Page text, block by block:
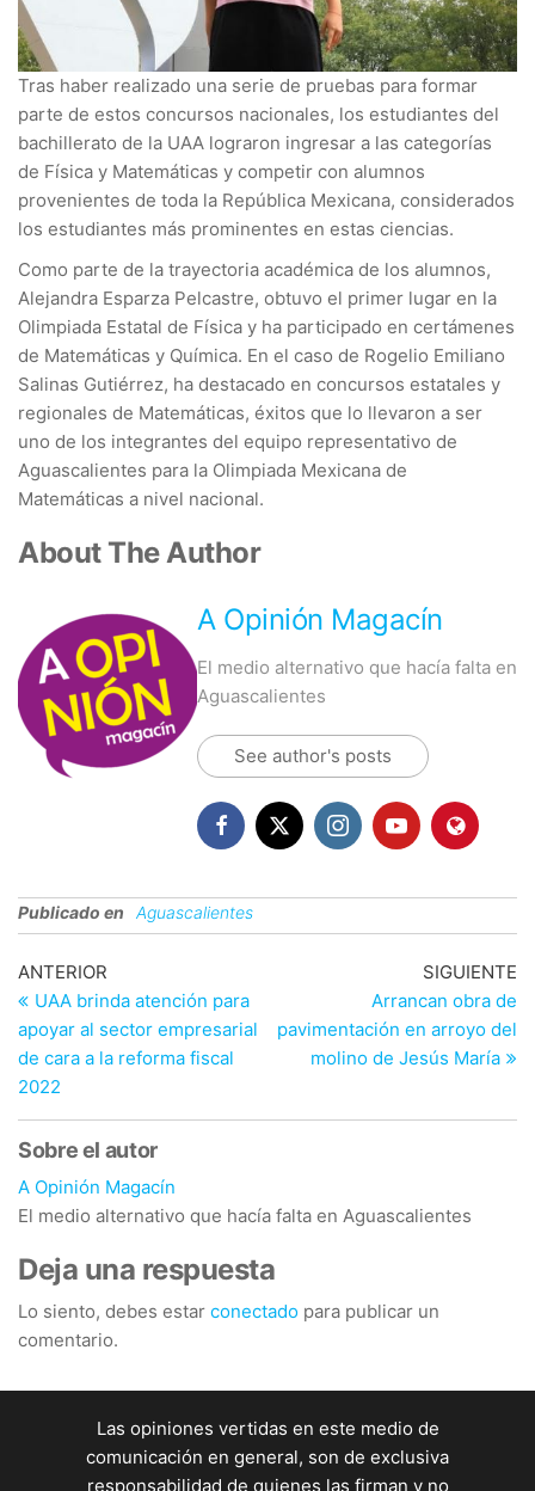
Tras haber realizado una serie de pruebas para formar
parte de estos concursos nacionales, los estudiantes del
bachillerato de la UAA lograron ingresar a las categorías
de Física y Matemáticas y competir con alumnos
provenientes de toda la República Mexicana, considerados
los estudiantes más prominentes en estas ciencias.
Como parte de la trayectoria académica de los alumnos,
Alejandra Esparza Pelcastre, obtuvo el primer lugar en la
Olimpiada Estatal de Física y ha participado en certámenes
de Matemáticas y Química. En el caso de Rogelio Emiliano
Salinas Gutiérrez, ha destacado en concursos estatales y
regionales de Matemáticas, éxitos que lo llevaron a ser
uno de los integrantes del equipo representativo de
Aguascalientes para la Olimpiada Mexicana de
Matemáticas a nivel nacional.
About The Author
A Opinión Magacín
El medio alternativo que hacía falta en
Aguascalientes
See author's posts
Publicado en Aguascalientes
Navegación
de
entradas
Entrada
anterior
ANTERIOR
UAA brinda atención para
apoyar al sector empresarial
de cara a la reforma fiscal
2022
SIGUIENTE
Arrancan obra de
pavimentación en arroyo del
molino de Jesús María
Sobre el autor
A Opinión Magacín
El medio alternativo que hacía falta en Aguascalientes
Deja una respuesta
Lo siento, debes estar conectado para publicar un
comentario.
Las opiniones vertidas en este medio de
comunicación en general, son de exclusiva
responsabilidad de quienes las firman y no